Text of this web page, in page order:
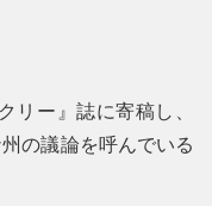
ー』誌に寄稿し、
の議論を呼んでいる